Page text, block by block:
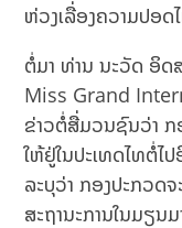
ຫ່ວງເລື່ອງຄວາມປອດ
ຕໍ່ມາ ທ່ານ ນະວັດ ອິດ
Miss Grand
ຂ່າວຕໍ່ສື່ມວນຊົນວ່າ ກ
ໃຫ້ຢູ່ໃນປະເທດໄທຕໍ່ໄ
ລະບຸວ່າ ກອງປະກວດ
ສະຖານະການໃນມຽນ